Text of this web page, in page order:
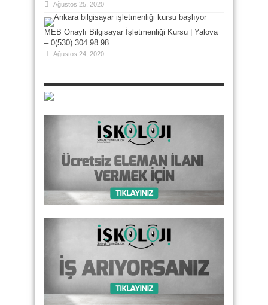
Ağustos 25, 2020
MEB Onaylı Bilgisayar İşletmenliği Kursu | Yalova
– 0(530) 304 98 98
Ağustos 24, 2020